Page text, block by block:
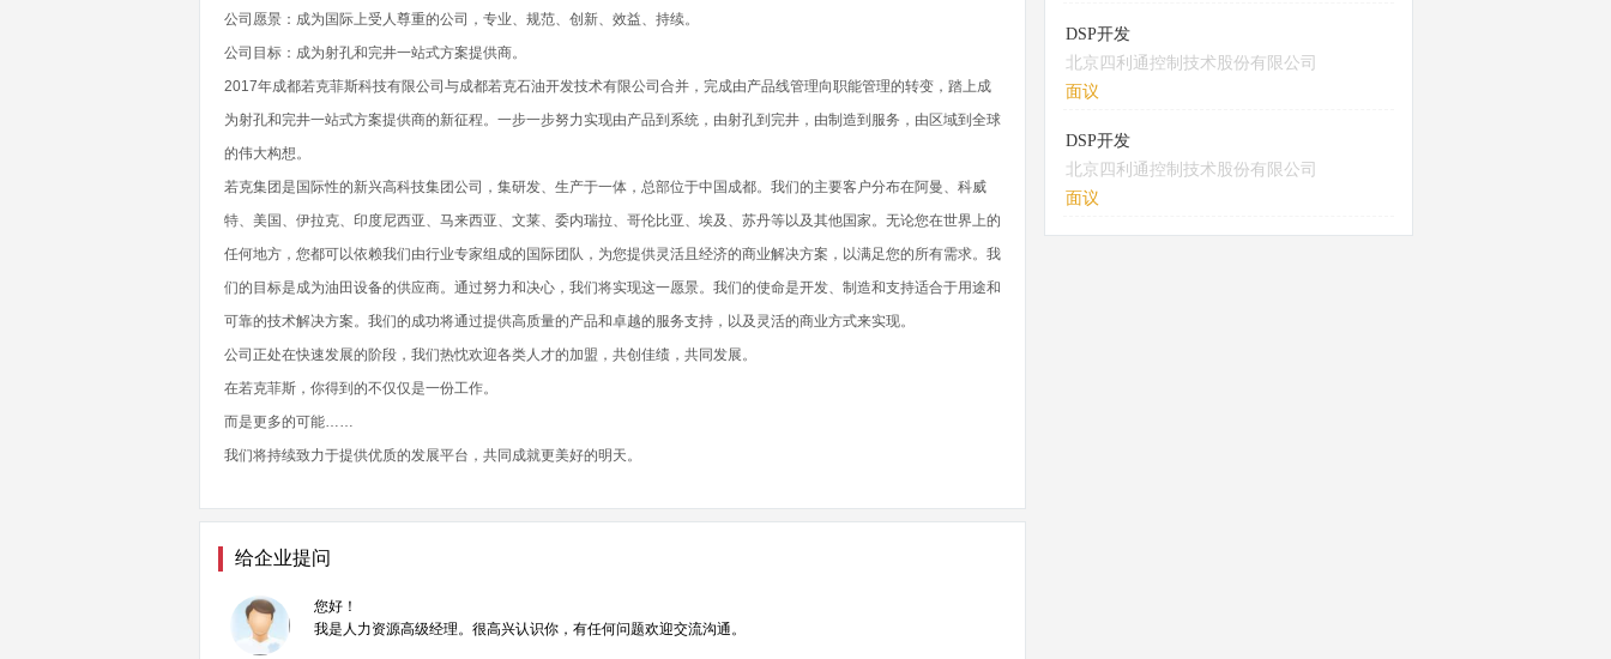
公司愿景：成为国际上受人尊重的公司，专业、规范、创新、效益、持续。
公司目标：成为射孔和完井一站式方案提供商。
2017年成都若克菲斯科技有限公司与成都若克石油开发技术有限公司合并，完成由产品线管理向职能管理的转变，踏上成
为射孔和完井一站式方案提供商的新征程。一步一步努力实现由产品到系统，由射孔到完井，由制造到服务，由区域到全球
的伟大构想。
若克集团是国际性的新兴高科技集团公司，集研发、生产于一体，总部位于中国成都。我们的主要客户分布在阿曼、科威
特、美国、伊拉克、印度尼西亚、马来西亚、文莱、委内瑞拉、哥伦比亚、埃及、苏丹等以及其他国家。无论您在世界上的
任何地方，您都可以依赖我们由行业专家组成的国际团队，为您提供灵活且经济的商业解决方案，以满足您的所有需求。我
们的目标是成为油田设备的供应商。通过努力和决心，我们将实现这一愿景。我们的使命是开发、制造和支持适合于用途和
可靠的技术解决方案。我们的成功将通过提供高质量的产品和卓越的服务支持，以及灵活的商业方式来实现。
公司正处在快速发展的阶段，我们热忱欢迎各类人才的加盟，共创佳绩，共同发展。
在若克菲斯，你得到的不仅仅是一份工作。
而是更多的可能……
我们将持续致力于提供优质的发展平台，共同成就更美好的明天。
给企业提问
您好！
我是人力资源高级经理。很高兴认识你，有任何问题欢迎交流沟通。
DSP开发
北京四利通控制技术股份有限公司
面议
DSP开发
北京四利通控制技术股份有限公司
面议